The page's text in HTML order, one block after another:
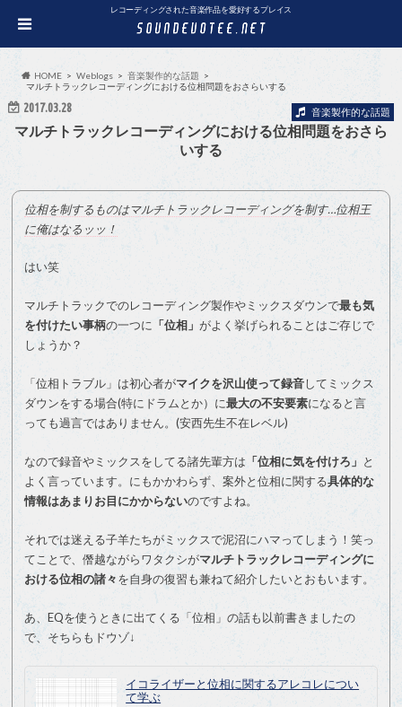
レコーディングされた音楽作品を愛好するプレイス
HOME Weblogs
音楽製作的な話題
マルチトラックレコーディングにおける位相問題をおさらいする
2017.03.28 音楽製作的な話題
マルチトラックレコーディングにおける位相問題をおさら
いする
位相を制するものはマルチトラックレコーディングを制す…位相王
に俺はなるッッ！
はい笑
マルチトラックでのレコーディング製作やミックスダウンで最も気
を付けたい事柄の一つに 「位相」 がよく挙げられることはご存じで
しょうか？
「位相トラブル」は初心者がマイクを沢山使って録音してミックス
ダウンをする場合(特にドラムとか）に最大の不安要素になると言
っても過言ではありません。(安西先生不在レベル)
なので録音やミックスをしてる諸先輩方は 「位相に気を付けろ」 と
よく言っています。にもかかわらず、案外と位相に関する具体的な
情報はあまりお目にかからないのですよね。
それでは迷える子羊たちがミックスで泥沼にハマってしまう！笑っ
てことで、僭越ながらワタクシがマルチトラックレコーディングに
おける位相の諸々を自身の復習も兼ねて紹介したいとおもいます。
あ、EQを使うときに出てくる「位相」の話も以前書きましたの
で、そちらもドウゾ↓
イコライザーと位相に関するアレコレについ
て学ぶ